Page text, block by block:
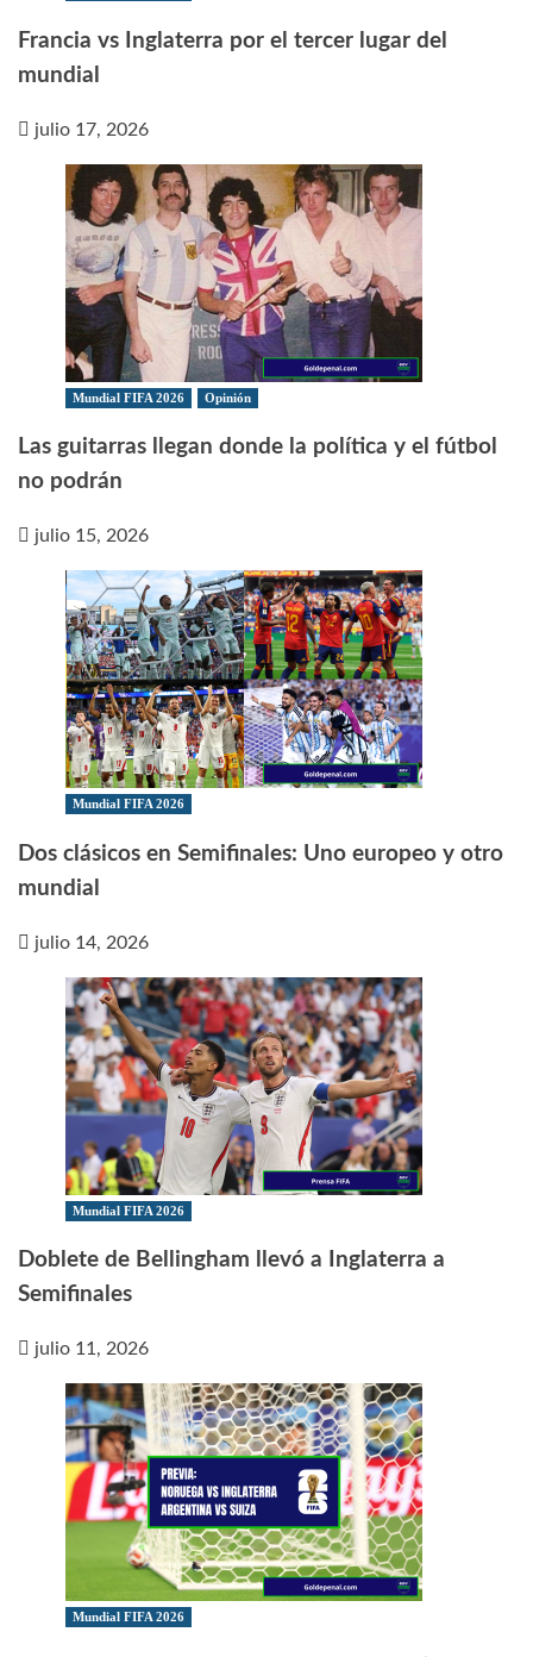
Francia vs Inglaterra por el tercer lugar del
mundial
julio 17, 2026
Mundial FIFA 2026 Opinión
Las guitarras llegan donde la política y el fútbol
no podrán
julio 15, 2026
Mundial FIFA 2026
Dos clásicos en Semifinales: Uno europeo y otro
mundial
julio 14, 2026
Mundial FIFA 2026
Doblete de Bellingham llevó a Inglaterra a
Semifinales
julio 11, 2026
Mundial FIFA 2026